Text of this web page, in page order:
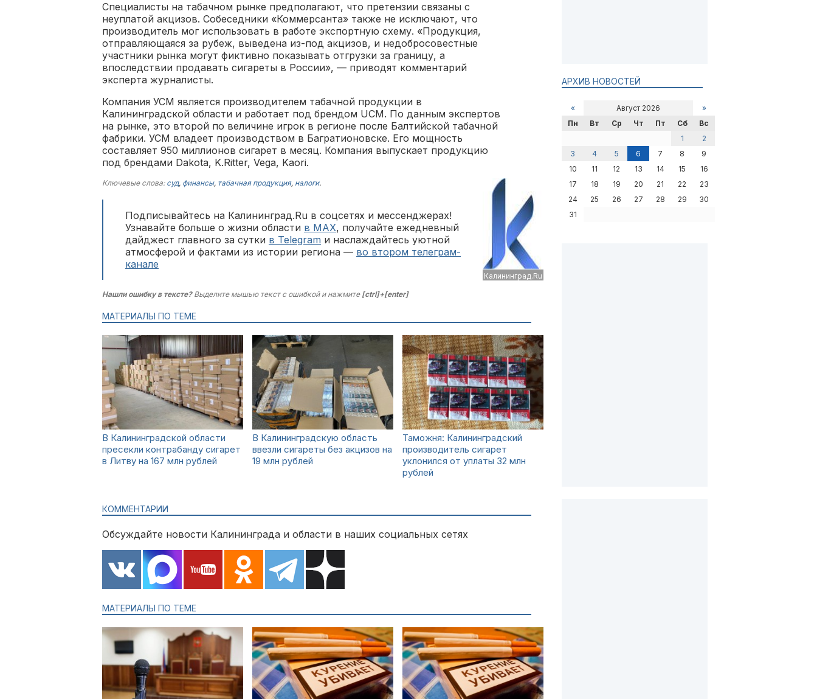
Специалисты на табачном рынке предполагают, что претензии связаны с
неуплатой акцизов. Собеседники «Коммерсанта» также не исключают, что
производитель мог использовать в работе экспортную схему. «Продукция,
отправляющаяся за рубеж, выведена из-под акцизов, и недобросовестные
участники рынка могут фиктивно показывать отгрузки за границу, а
впоследствии продавать сигареты в России», — приводят комментарий
эксперта журналисты.
Компания УСМ является производителем табачной продукции в
Калининградской области и работает под брендом UCM. По данным экспертов
на рынке, это второй по величине игрок в регионе после Балтийской табачной
фабрики. УСМ владеет производством в Багратионовске. Его мощность
составляет 950 миллионов сигарет в месяц. Компания выпускает продукцию
под брендами Dakota, K.Ritter, Vega, Kaori.
Калининград.Ru
Ключевые слова: суд, финансы, табачная продукция, налоги.
Подписывайтесь на Калининград.Ru в соцсетях и мессенджерах!
Узнавайте больше о жизни области в MAX, получайте ежедневный
дайджест главного за сутки в Telegram и наслаждайтесь уютной
атмосферой и фактами из истории региона — во втором телеграм-
канале
Нашли ошибку в тексте?Выделите мышью текст с ошибкой и нажмите [ctrl]+[enter]
МАТЕРИАЛЫ ПО ТЕМЕ
В Калининградской области
пресекли контрабанду сигарет
в Литву на 167 млн рублей
В Калининградскую область
ввезли сигареты без акцизов на
19 млн рублей
Таможня: Калининградский
производитель сигарет
уклонился от уплаты 32 млн
рублей
КОММЕНТАРИИ
Обсуждайте новости Калининграда и области в наших социальных сетях
МАТЕРИАЛЫ ПО ТЕМЕ
АРХИВ НОВОСТЕЙ
« Август 2026
»
Пн
Вт Ср Чт Пт Сб
Вс
1
2
3
4 5 6 7 8
9
10
11 12 13 14 15
16
17
18 19 20 21 22
23
24
25 26 27 28 29
30
31